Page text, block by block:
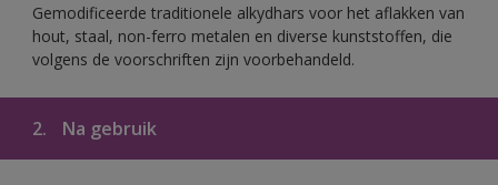
Gemodificeerde traditionele alkydhars voor het aflakken van
hout, staal, non-ferro metalen en diverse kunststoffen, die
volgens de voorschriften zijn voorbehandeld.
2. Na gebruik